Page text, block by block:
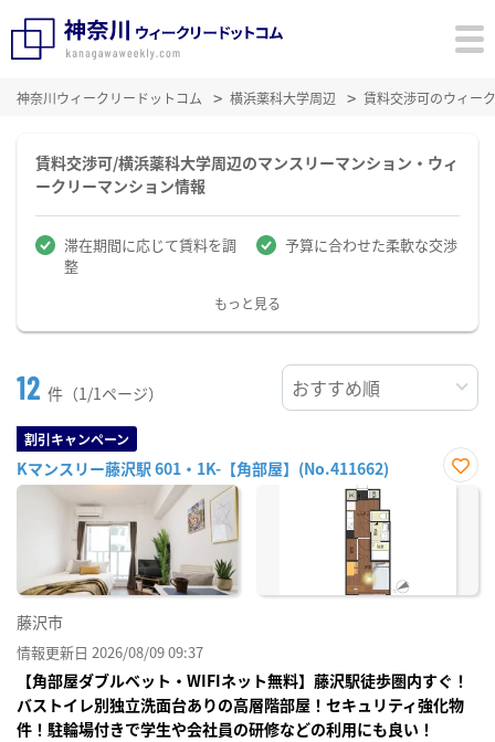
神奈川ウィークリードットコム 横浜薬科大学周辺 賃料交渉可のウィー
賃料交渉可/横浜薬科大学周辺のマンスリーマンション・ウィ
ークリーマンション情報
滞在期間に応じて賃料を調
整
予算に合わせた柔軟な交渉
もっと見る
12 件（1/1ページ）
割引キャンペーン
Kマンスリー藤沢駅 601・1K-【角部屋】(No.411662)
お気
藤沢市
情報更新日 2026/08/09 09:37
【角部屋ダブルベット・WIFIネット無料】藤沢駅徒歩圏内すぐ！
バストイレ別独立洗面台ありの高層階部屋！セキュリティ強化物
件！駐輪場付きで学生や会社員の研修などの利用にも良い！